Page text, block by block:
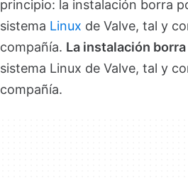
principio: la instalación borra
sistema Linux de Valve, tal y
compañía. La instalación borra
sistema Linux de Valve, tal y
compañía.